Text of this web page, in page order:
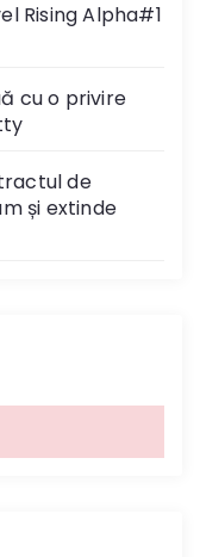
Rising Alpha#1
cu o privire
de
și extinde